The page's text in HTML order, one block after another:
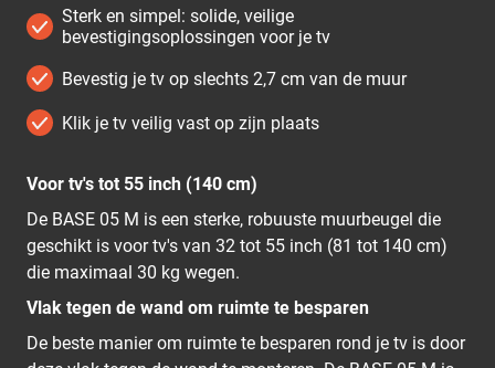
Sterk en simpel: solide, veilige
bevestigingsoplossingen voor je tv
Bevestig je tv op slechts 2,7 cm van de muur
Klik je tv veilig vast op zijn plaats
Voor tv's tot 55 inch (140 cm)
De BASE 05 M is een sterke, robuuste muurbeugel die
geschikt is voor tv's van 32 tot 55 inch (81 tot 140 cm)
die maximaal 30 kg wegen.
Vlak tegen de wand om ruimte te besparen
De beste manier om ruimte te besparen rond je tv is door